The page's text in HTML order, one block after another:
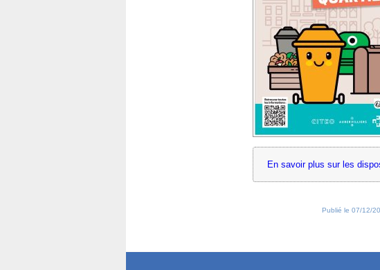
En savoir plus sur les
Publié le 07/12/